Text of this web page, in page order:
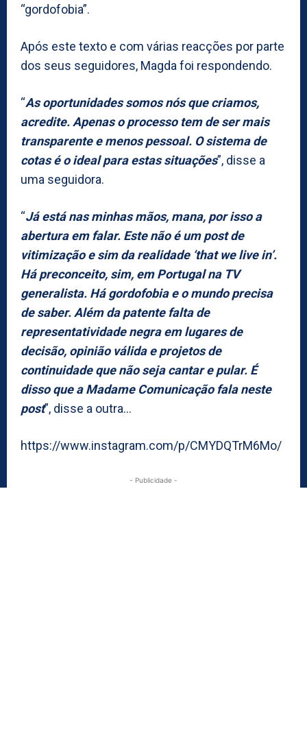
“gordofobia”.
Após este texto e com várias reacções por parte
dos seus seguidores, Magda foi respondendo.
“As oportunidades somos nós que criamos,
acredite. Apenas o processo tem de ser mais
transparente e menos pessoal. O sistema de
cotas é o ideal para estas situações”, disse a
uma seguidora.
“Já está nas minhas mãos, mana, por isso a
abertura em falar. Este não é um post de
vitimização e sim da realidade ‘that we live in’.
Há preconceito, sim, em Portugal na TV
generalista. Há gordofobia e o mundo precisa
de saber. Além da patente falta de
representatividade negra em lugares de
decisão, opinião válida e projetos de
continuidade que não seja cantar e pular. É
disso que a Madame Comunicação fala neste
post”, disse a outra…
https://www.instagram.com/p/CMYDQTrM6Mo/
- Publicidade -